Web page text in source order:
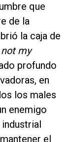
que
de la
la caja de
my
profundo
en
los males
enemigo
el